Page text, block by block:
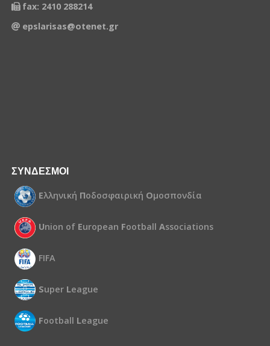
fax: 2410 288214
epslarisas@otenet.gr
ΣΥΝΔΕΣΜΟΙ
Ελληνική Ποδοσφαιρική Ομοσπονδία
Union of European Football Associations
FIFA
Super League
Football League